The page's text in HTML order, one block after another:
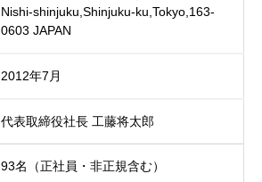
Nishi-shinjuku,Shinjuku-ku,Tokyo,163-
0603 JAPAN
2012年7月
代表取締役社長 工藤将太郎
93名（正社員・非正規含む）